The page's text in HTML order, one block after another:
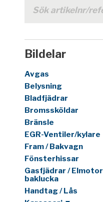
Bildelar
Avgas
Belysning
Bladfjädrar
Bromssköldar
Bränsle
EGR-Ventiler/kylare
Fram / Bakvagn
Fönsterhissar
Gasfjädrar / Elmotor
baklucka
Handtag / Lås